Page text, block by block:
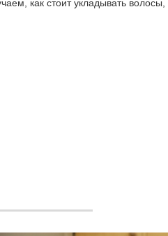
как стоит укладывать